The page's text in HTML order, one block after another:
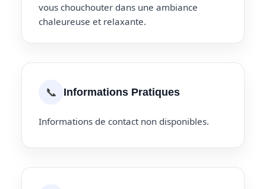
vous chouchouter dans une ambiance
chaleureuse et relaxante.
📞 Informations Pratiques
Informations de contact non disponibles.